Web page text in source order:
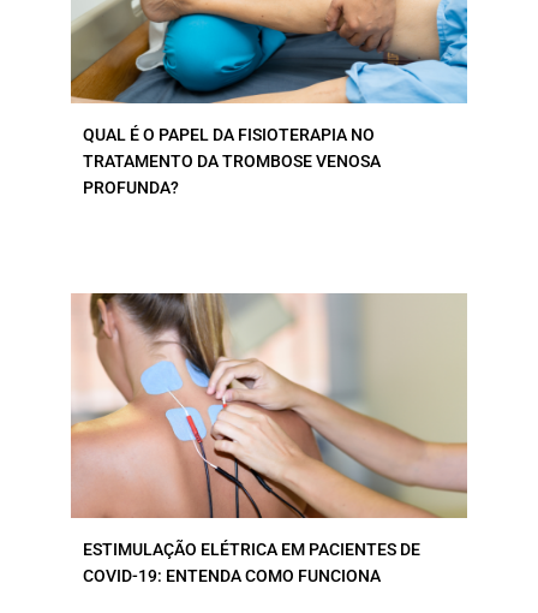
QUAL É O PAPEL DA FISIOTERAPIA NO
TRATAMENTO DA TROMBOSE VENOSA
PROFUNDA?
ESTIMULAÇÃO ELÉTRICA EM PACIENTES DE
COVID-19: ENTENDA COMO FUNCIONA